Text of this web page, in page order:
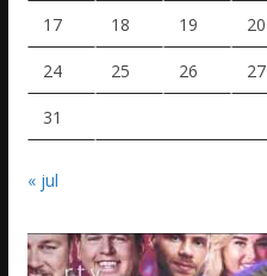
17 18 19 20
24 25 26 27
31
« jul